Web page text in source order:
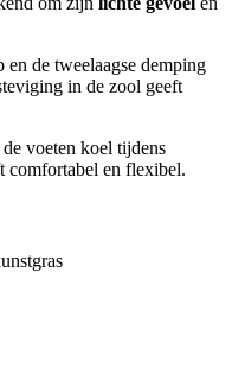
de tweelaagse demping
in de zool geeft
voeten koel tijdens
comfortabel en flexibel.